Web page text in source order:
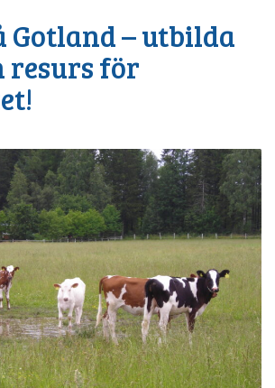
Gotland – utbilda
resurs för